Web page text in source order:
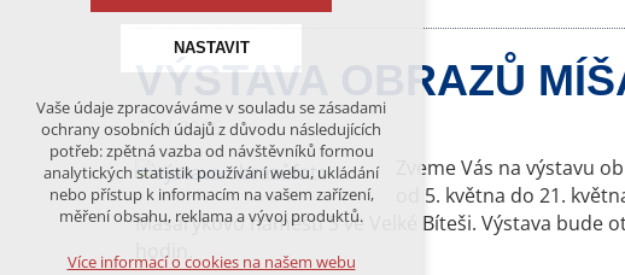
VÝSTAVA OBRAZŮ
27.4.2026
Zveme Vás na výstavu
od 5. května do 21.
Masarykovo náměstí 5 ve Velké Bíteši. Výstava bude
hodin.
NASTAVIT
Technická cookies
nutná pro provozování webu
udržení kontextu stránek (session):
případná přihlášení, volby jazyka, apod.
analytická pro anonymizované
Vaše údaje zpracováváme v souladu se zásadami
ochrany osobních údajů z důvodu následujících
potřeb: zpětná vazba od návštěvníků formou
analytických statistik používání webu, ukládání
nebo přístup k informacím na vašem zařízení,
měření obsahu, reklama a vývoj produktů.
Více informací o cookies na našem webu